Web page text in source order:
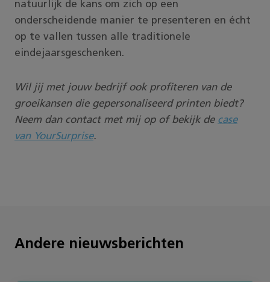
natuurlijk de kans om zich op een
onderscheidende manier te presenteren en écht
op te vallen tussen alle traditionele
eindejaarsgeschenken.
Wil jij met jouw bedrijf ook profiteren van de
groeikansen die gepersonaliseerd printen biedt?
Neem dan contact met mij op of bekijk de case
van YourSurprise.
Andere nieuwsberichten